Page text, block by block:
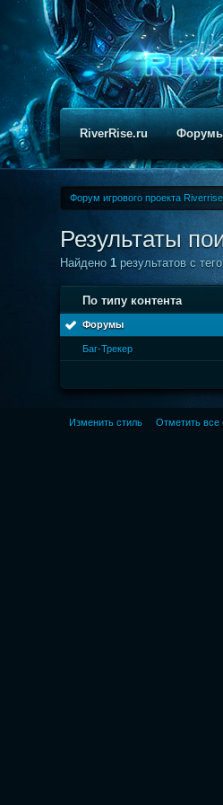
RiverRise.ru
Форум игрового проекта Riverrise
Результаты
Найдено1 результатов с
По типу контента
Форумы
Баг-Трекер
Изменить стиль Отметить